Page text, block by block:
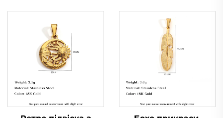
талисманів удачі, з
нержавіючої сталі,
прикраси
молящими руками у
колі, чоловіча
брелок-підвіска